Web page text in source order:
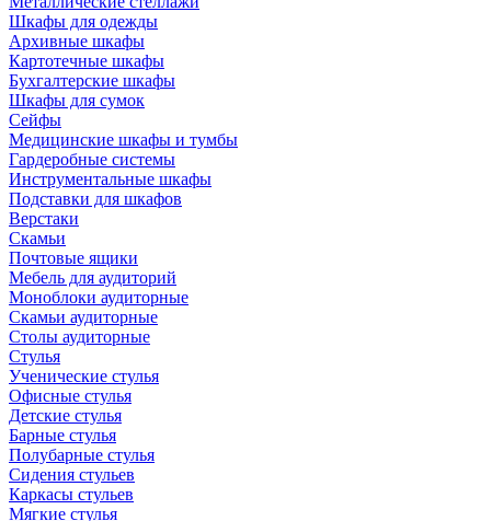
Шкафы для одежды
Архивные шкафы
Картотечные шкафы
Бухгалтерские шкафы
Шкафы для сумок
Сейфы
Медицинские шкафы и тумбы
Гардеробные системы
Инструментальные шкафы
Подставки для шкафов
Верстаки
Скамьи
Почтовые ящики
Мебель для аудиторий
Моноблоки аудиторные
Скамьи аудиторные
Столы аудиторные
Стулья
Ученические стулья
Офисные стулья
Детские стулья
Барные стулья
Полубарные стулья
Сидения стульев
Каркасы стульев
Мягкие стулья